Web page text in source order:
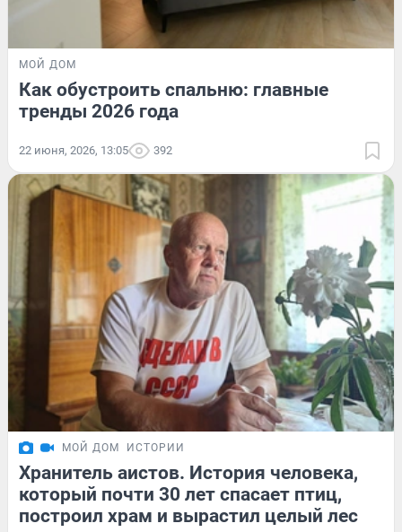
МОЙ ДОМ
Как обустроить спальню: главные
тренды 2026 года
22 июня, 2026, 13:05 392
МОЙ ДОМ ИСТОРИИ
Хранитель аистов. История человека,
который почти 30 лет спасает птиц,
построил храм и вырастил целый лес